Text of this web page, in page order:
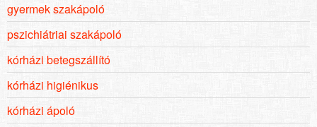
gyermek szakápoló
pszichiátriai szakápoló
kórházi betegszállító
kórházi higiénikus
kórházi ápoló